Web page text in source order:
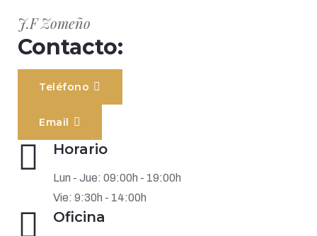
J.F Zomeño
Contacto:
Teléfono
Email
Horario
Lun - Jue: 09:00h - 19:00h
Vie: 9:30h - 14:00h
Oficina